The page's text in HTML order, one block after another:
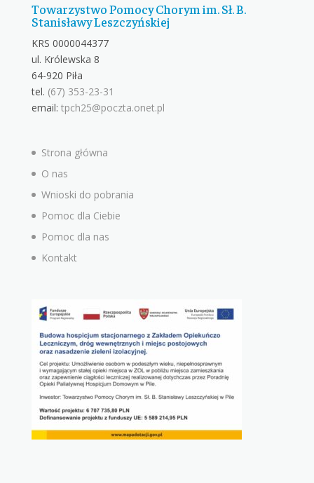
Towarzystwo Pomocy Chorym im. Sł. B.
Stanisławy Leszczyńskiej
KRS 0000044377
ul. Królewska 8
64-920 Piła
tel. (67) 353-23-31
email: tpch25@poczta.onet.pl
Strona główna
O nas
Wnioski do pobrania
Pomoc dla Ciebie
Pomoc dla nas
Kontakt